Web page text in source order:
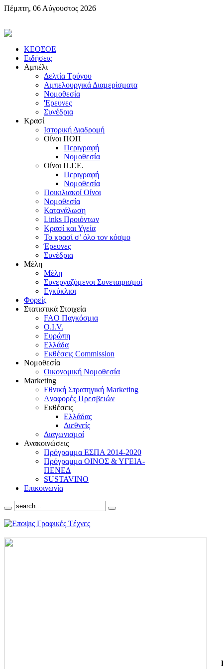
Πέμπτη, 06 Αύγουστος 2026
KEOΣOE
Ειδήσεις
Αμπέλι
Δελτία Τρύγου
Αμπελουργικά Διαμερίσματα
Nομοθεσία
'Eρευνες
Συνέδρια
Κρασί
Iστορική Διαδρομή
Oίνοι ΠOΠ
Περιγραφή
Nομοθεσία
Oίνοι Π.Γ.E.
Περιγραφή
Νομοθεσία
Ποικιλιακοί Oίνοι
Nομοθεσία
Κατανάλωση
Links Προιόντων
Κρασί και Υγεία
To κρασί σ’ όλο τον κόσμο
Έρευνες
Συνέδρια
Μέλη
Mέλη
Συνεργαζόμενοι Συνεταιρισμοί
Εγκύκλιοι
Φορείς
Στατιστικά Στοιχεία
FAO Παγκόσμια
O.I.V.
Ευρώπη
Ελλάδα
Eκθέσεις Commission
Νομοθεσία
Οικονομική Νομοθεσία
Marketing
Eθνική Στρατηγική Marketing
Aναφορές Πρεσβειών
Eκθέσεις
Eλλάδας
Διεθνείς
Διαγωνισμοί
Ανακοινώσεις
Πρόγραμμα ΕΣΠΑ 2014-2020
Πρόγραμμα ΟΙΝΟΣ & ΥΓΕΙΑ-
ΠΕΝΕΔ
SUSTAVINO
Επικοινωνία